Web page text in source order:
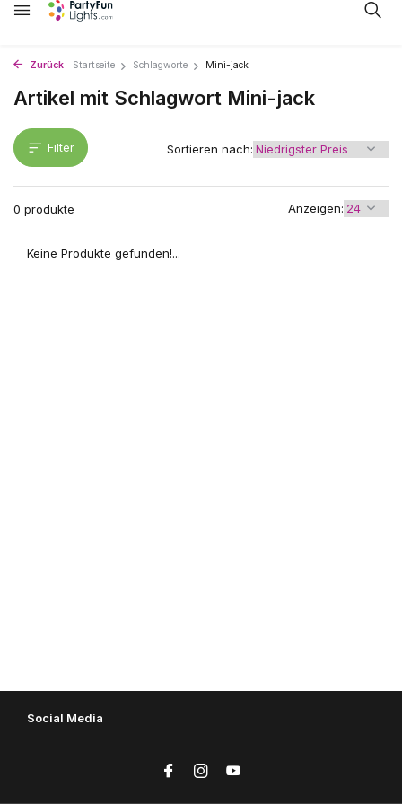
Zurück Startseite Schlagworte Mini-jack
Artikel mit Schlagwort Mini-jack
Filter
0 produkte Anzeigen:
Sortieren nach:
Keine Produkte gefunden!...
Social Media